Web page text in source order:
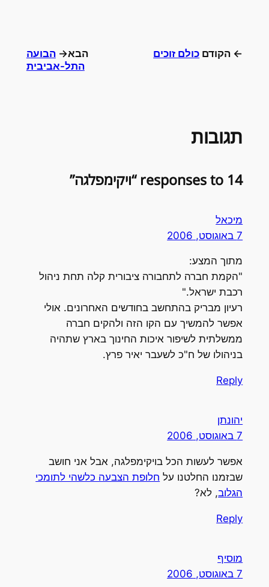
← הקודם כולם זוכים הבא→ הבועה
התל-אביבית
תגובות
14 responses to “ויקימפלגה”
מיכאל
7 באוגוסט, 2006
מתוך המצע:
"הקמת חברה לתחבורה ציבורית קלה תחת ניהול
רכבת ישראל."
רעיון מבריק בהתחשב בחודשים האחרונים. אולי
אפשר להמשיך עם הקו הזה ולהקים חברה
ממשלתית לשיפור איכות החינוך בארץ שתהיה
בניהולו של ח"כ לשעבר יאיר פרץ.
Reply
יהונתן
7 באוגוסט, 2006
אפשר לעשות הכל בויקימפלגה, אבל אני חושב
שבזמנו החלטנו על חלופת הצבעה כלשהי לתומכי
הגלוב, לא?
Reply
מוסיף
7 באוגוסט, 2006